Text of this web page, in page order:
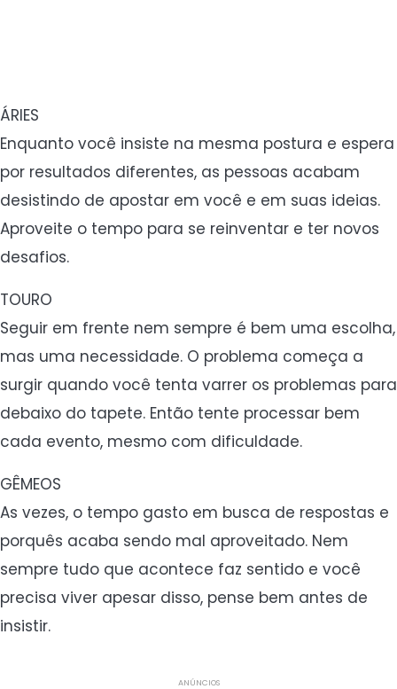
ÁRIES
Enquanto você insiste na mesma postura e espera
por resultados diferentes, as pessoas acabam
desistindo de apostar em você e em suas ideias.
Aproveite o tempo para se reinventar e ter novos
desafios.
TOURO
Seguir em frente nem sempre é bem uma escolha,
mas uma necessidade. O problema começa a
surgir quando você tenta varrer os problemas para
debaixo do tapete. Então tente processar bem
cada evento, mesmo com dificuldade.
GÊMEOS
As vezes, o tempo gasto em busca de respostas e
porquês acaba sendo mal aproveitado. Nem
sempre tudo que acontece faz sentido e você
precisa viver apesar disso, pense bem antes de
insistir.
ANÚNCIOS